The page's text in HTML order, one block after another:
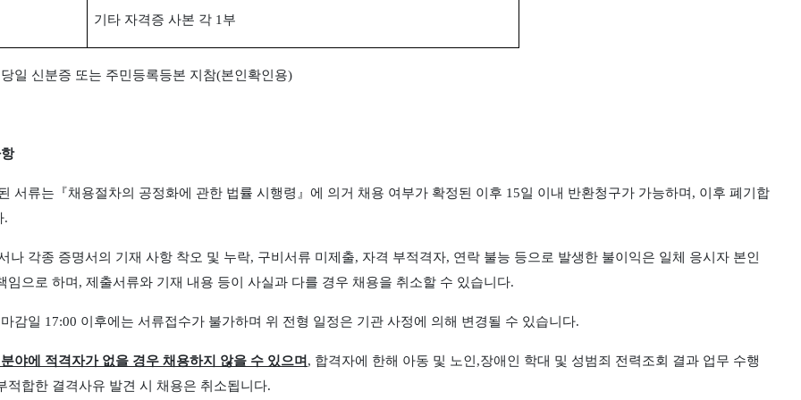
기타 자격증 사본 각 1 부
일 신분증 또는 주민등록등본 지참(본인확인용)
서류는 『채용절차의 공정화에 관한 법률 시행령 』 에 의거 채용 여부가 확정된 이후 15일 이내 반환청구가 가능하며 , 이후 폐기합
.
나 각종 증명서의 기재 사항 착오 및 누락, 구비서류 미제출, 자격 부적격자, 연락 불능 등으로 발생한 불이익은 일체 응시자 본인
임으로 하며 , 제출서류와 기재 내용 등이 사실과 다를 경우 채용을 취소할 수 있습니다.
감일 17:00 이후에는 서류접수가 불가하며 위 전형 일정은 기관 사정에 의해 변경될 수 있습니다.
야에 적격자가 없을 경우 채용하지 않을 수 있으며 , 합격자에 한해 아동 및 노인 ,장애인 학대 및 성범죄 전력조회 결과 업무 수행
적합한 결격사유 발견 시 채용은 취소됩니다.